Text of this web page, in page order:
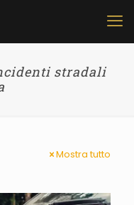
stradali
Mostra tutto